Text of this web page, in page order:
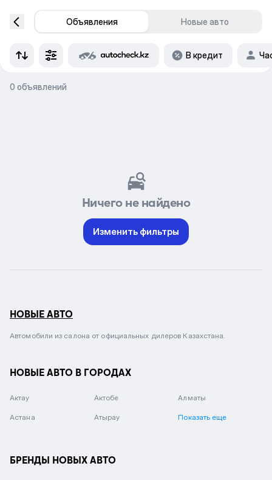
Объявления Новые авто
В кредит
0 объявлений
Ничего не найдено
Изменить фильтры
НОВЫЕ АВТО
Автомобили из салона от официальных дилеров Казахстана.
НОВЫЕ АВТО В ГОРОДАХ
Актау Актобе Алматы
Астана Атырау Показать еще
БРЕНДЫ НОВЫХ АВТО